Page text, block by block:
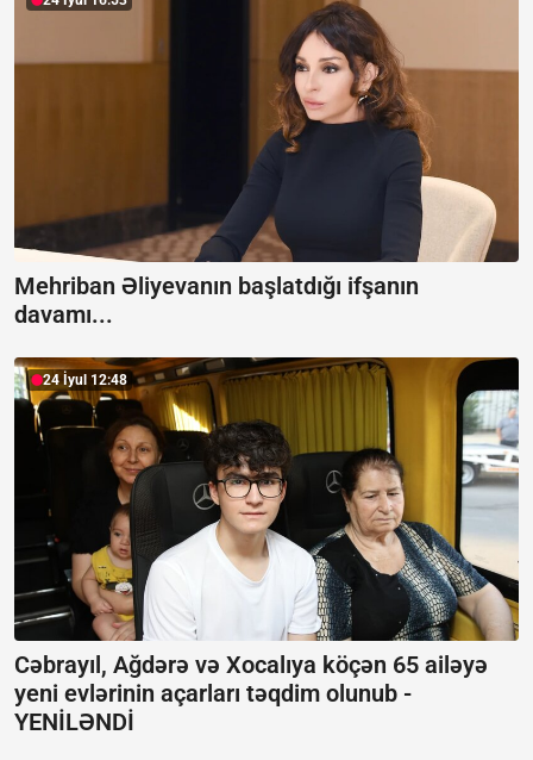
Mehriban Əliyevanın başlatdığı ifşanın
davamı...
24 İyul 12:48
Cəbrayıl, Ağdərə və Xocalıya köçən 65 ailəyə
yeni evlərinin açarları təqdim olunub -
YENİLƏNDİ